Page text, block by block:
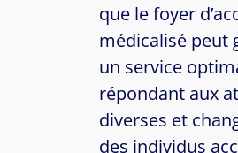
que le foyer
médicalisé peut
un service
répondant aux
diverses et
des individus